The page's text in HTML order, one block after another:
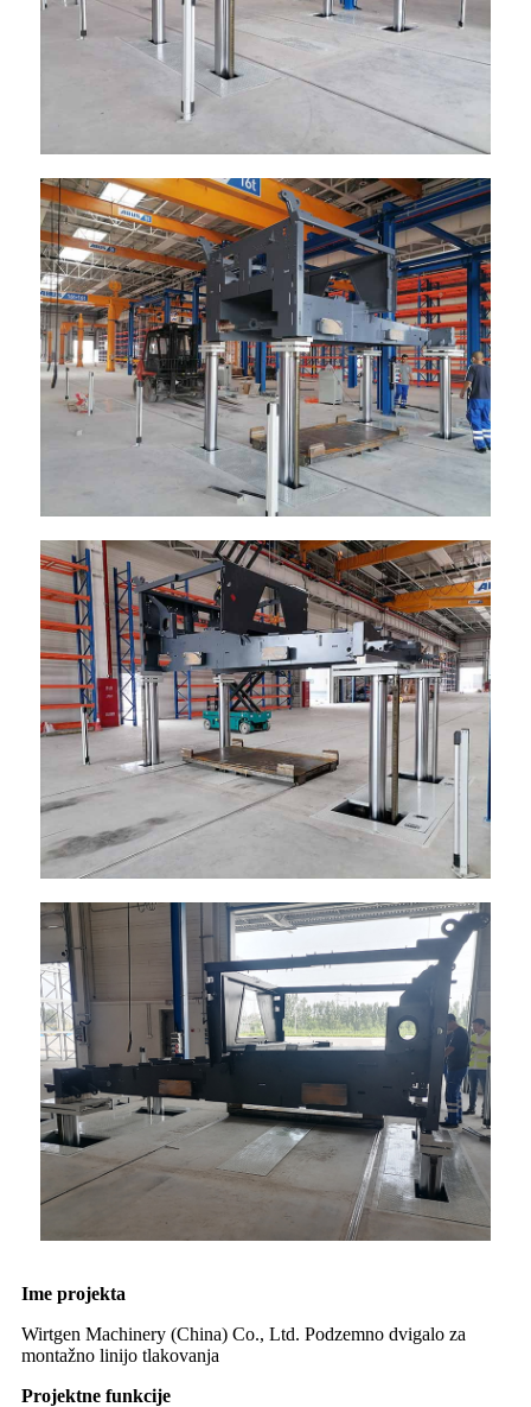
Ime projekta
Wirtgen Machinery (China) Co., Ltd. Podzemno dvigalo za
montažno linijo tlakovanja
Projektne funkcije